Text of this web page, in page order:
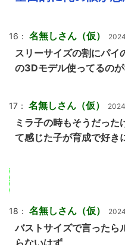
16： 名無しさん（仮）
スリーサイズの割にパイ
の3Dモデル使ってるの
17： 名無しさん（仮）
ミラ子の時もそうだっ
て感じた子が育成で好き
18： 名無しさん（仮）
バストサイズで言ったら
らないはず